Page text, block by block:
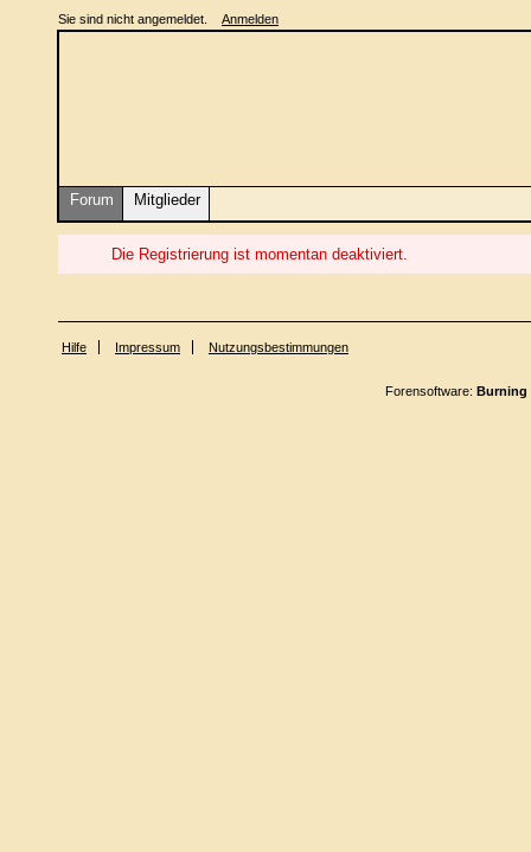
Sie sind nicht angemeldet. Anmelden
Forum Mitglieder
Die Registrierung ist momentan deaktiviert.
Hilfe Impressum Nutzungsbestimmungen
Forensoftware: Burning